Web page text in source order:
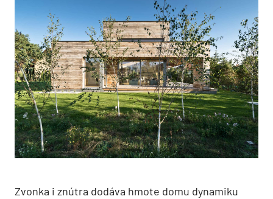
Zvonka i znútra dodáva hmote domu dynamiku